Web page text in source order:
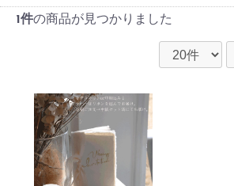
1件の商品が見つかりました